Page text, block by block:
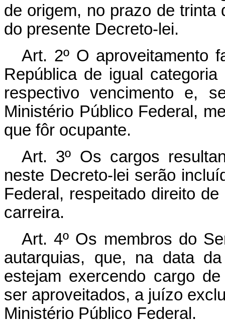
de origem, no prazo de
do presente Decreto-lei.
Art. 2º O aproveitamento
República de igual
respectivo vencimento e,
Ministério Público Federal,
que fôr ocupante.
Art. 3º Os cargos
neste Decreto-lei serão
Federal, respeitado direito
carreira.
Art. 4º Os membros do
autarquias, que, na data
estejam exercendo cargo
ser aproveitados, a juízo
Ministério Público Federal.